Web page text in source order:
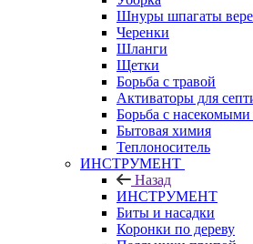
Шнуры шпагаты
Черенки
Шланги
Щетки
Борьба с травой
Активаторы для
Борьба с
Бытовая химия
Теплоноситель
ИНСТРУМЕНТ
Назад
ИНСТРУМЕНТ
Биты и насадки
Коронки по дереву